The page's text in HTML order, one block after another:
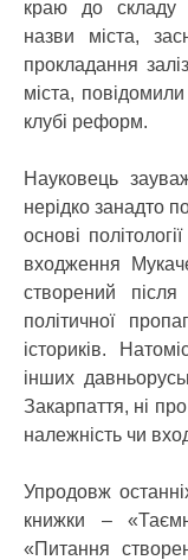
краю до складу
назви міста,
прокладання
міста,
клубі реформ.
Науковець
нерідко занадто
основі
входження
створений
політичної
істориків.
інших
Закарпаття, ні
належність чи
Упродовж
книжки –
«Питання